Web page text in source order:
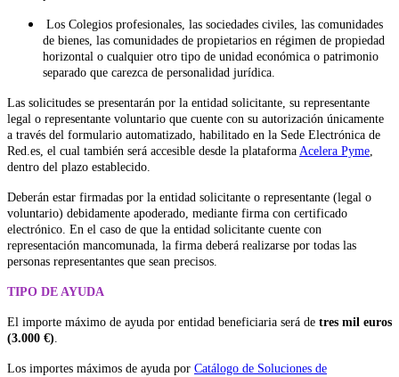
Los Colegios profesionales, las sociedades civiles, las comunidades
de bienes, las comunidades de propietarios en régimen de propiedad
horizontal o cualquier otro tipo de unidad económica o patrimonio
separado que carezca de personalidad jurídica.
Las solicitudes se presentarán por la entidad solicitante, su representante
legal o representante voluntario que cuente con su autorización únicamente
a través del formulario automatizado, habilitado en la Sede Electrónica de
Red.es, el cual también será accesible desde la plataforma Acelera Pyme,
dentro del plazo establecido.
Deberán estar firmadas por la entidad solicitante o representante (legal o
voluntario) debidamente apoderado, mediante firma con certificado
electrónico. En el caso de que la entidad solicitante cuente con
representación mancomunada, la firma deberá realizarse por todas las
personas representantes que sean precisos.
TIPO DE AYUDA
El importe máximo de ayuda por entidad beneficiaria será de tres mil euros
(3.000 €).
Los importes máximos de ayuda por Catálogo de Soluciones de